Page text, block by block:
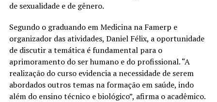
de sexualidade e de gênero.
Segundo o graduando em Medicina na Famerp e
organizador das atividades, Daniel Félix, a oportunidade
de discutir a temática é fundamental para o
aprimoramento do ser humano e do profissional. “A
realização do curso evidencia a necessidade de serem
abordados outros temas na formação em saúde, indo
além do ensino técnico e biológico”, afirma o acadêmico.